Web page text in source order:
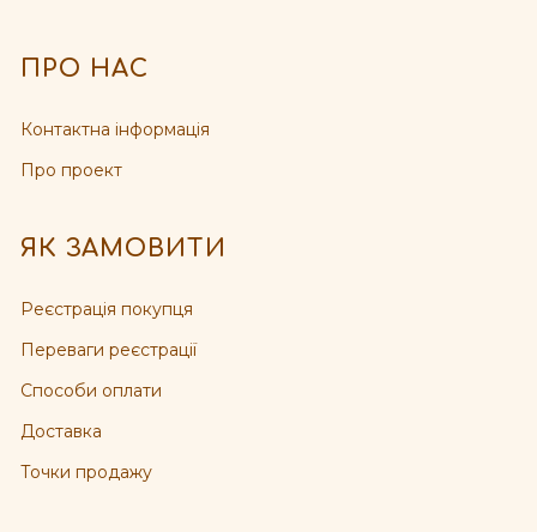
ПРО НАС
Контактна інформація
Про проект
ЯК ЗАМОВИТИ
Реєстрація покупця
Переваги реєстрації
Способи оплати
Доставка
Точки продажу